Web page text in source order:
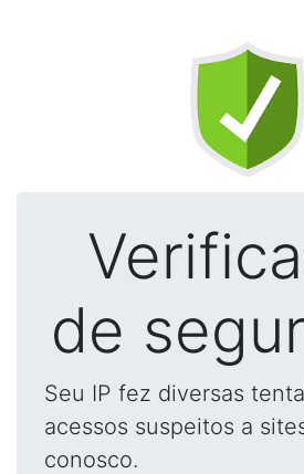
de
Seu IP fez diversas
acessos suspeitos a
conosco.